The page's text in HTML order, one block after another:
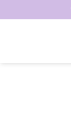
đến